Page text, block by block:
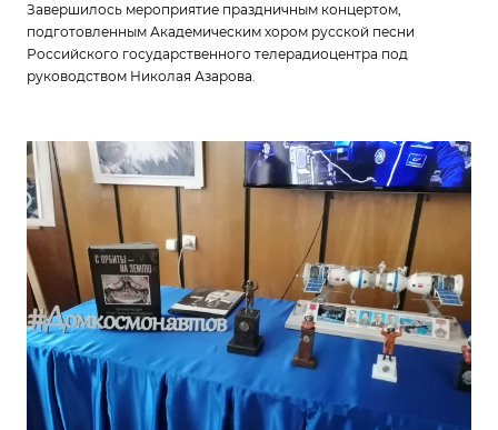
Завершилось мероприятие праздничным концертом,
подготовленным Академическим хором русской песни
Российского государственного телерадиоцентра под
руководством Николая Азарова.